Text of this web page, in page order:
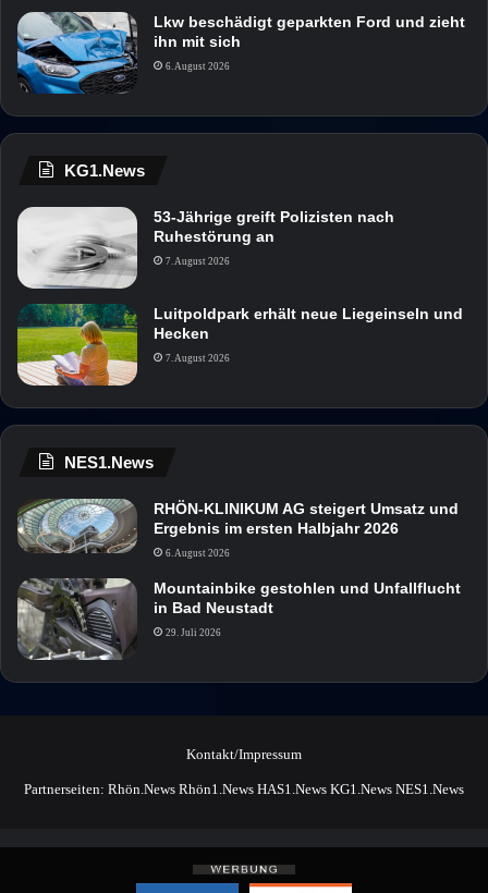
Lkw beschädigt geparkten Ford und zieht
ihn mit sich
6. August 2026
KG1.News
53-Jährige greift Polizisten nach
Ruhestörung an
7. August 2026
Luitpoldpark erhält neue Liegeinseln und
Hecken
7. August 2026
NES1.News
RHÖN-KLINIKUM AG steigert Umsatz und
Ergebnis im ersten Halbjahr 2026
6. August 2026
Mountainbike gestohlen und Unfallflucht
in Bad Neustadt
29. Juli 2026
Kontakt/Impressum
Partnerseiten: Rhön.News Rhön1.News HAS1.News KG1.News NES1.News